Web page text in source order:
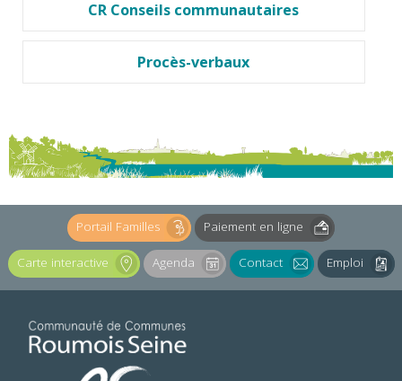
CR Conseils communautaires
Procès-verbaux
Portail Familles Paiement en ligne
Carte interactive Agenda Contact Emploi